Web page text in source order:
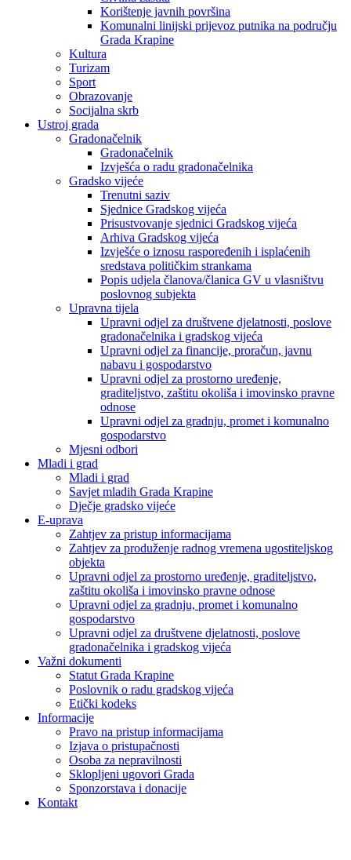
Korištenje javnih površina
Komunalni linijski prijevoz putnika na području
Grada Krapine
Kultura
Turizam
Sport
Obrazovanje
Socijalna skrb
Ustroj grada
Gradonačelnik
Gradonačelnik
Izvješća o radu gradonačelnika
Gradsko vijeće
Trenutni saziv
Sjednice Gradskog vijeća
Prisustvovanje sjednici Gradskog vijeća
Arhiva Gradskog vijeća
Izvješće o iznosu raspoređenih i isplaćenih
sredstava političkim strankama
Popis udjela članova/članica GV u vlasništvu
poslovnog subjekta
Upravna tijela
Upravni odjel za društvene djelatnosti, poslove
gradonačelnika i gradskog vijeća
Upravni odjel za financije, proračun, javnu
nabavu i gospodarstvo
Upravni odjel za prostorno uređenje,
graditeljstvo, zaštitu okoliša i imovinsko pravne
odnose
Upravni odjel za gradnju, promet i komunalno
gospodarstvo
Mjesni odbori
Mladi i grad
Mladi i grad
Savjet mladih Grada Krapine
Dječje gradsko vijeće
E-uprava
Zahtjev za pristup informacijama
Zahtjev za produženje radnog vremena ugostiteljskog
objekta
Upravni odjel za prostorno uređenje, graditeljstvo,
zaštitu okoliša i imovinsko pravne odnose
Upravni odjel za gradnju, promet i komunalno
gospodarstvo
Upravni odjel za društvene djelatnosti, poslove
gradonačelnika i gradskog vijeća
Važni dokumenti
Statut Grada Krapine
Poslovnik o radu gradskog vijeća
Etički kodeks
Informacije
Pravo na pristup informacijama
Izjava o pristupačnosti
Osoba za nepravilnosti
Sklopljeni ugovori Grada
Sponzorstava i donacije
Kontakt